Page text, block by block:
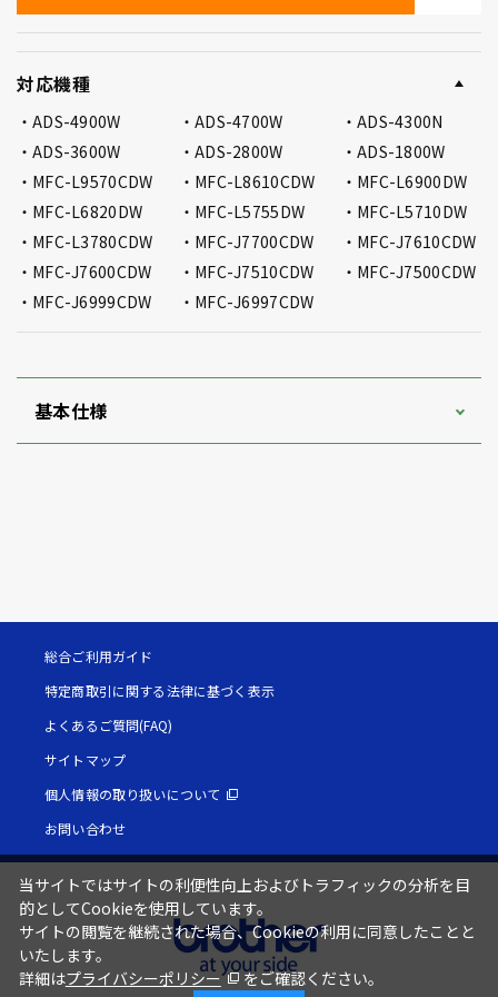
対応機種
ADS-4900W ADS-4700W
ADS-4300N
ADS-3600W
ADS-2800W
ADS-1800W
MFC-L9570CDW
MFC-L8610CDW
MFC-L6900DW
MFC-L6820DW
MFC-L5755DW
MFC-L5710DW
MFC-L3780CDW
MFC-J7700CDW
MFC-J7610CDW
MFC-J7600CDW
MFC-J7510CDW
MFC-J7500CDW
MFC-J6999CDW
MFC-J6997CDW
基本仕様
総合ご利用ガイド
特定商取引に関する法律に基づく表示
よくあるご質問(FAQ)
サイトマップ
個人情報の取り扱いについて
お問い合わせ
当サイトではサイトの利便性向上およびトラフィックの分析を目
的としてCookieを使用しています。
サイトの閲覧を継続された場合、Cookieの利用に同意したことと
いたします。
詳細はプライバシーポリシー をご確認ください。